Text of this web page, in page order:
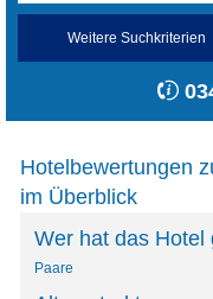
Weitere Suchkriterien
Hotelbewertungen
im Überblick
Wer hat das Hotel
Paare